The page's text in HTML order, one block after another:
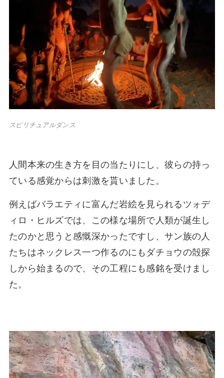
スピリチュアルダンス
人間本来の生き方を目の当たりにし、彼らの持っ
ている感覚からは刺激を貰いました。
例えばバラエティに富んだ岩絵を見られるツォデ
ィロ・ヒルズでは、この様な場所で人類が誕生し
たのかと思うと感慨深かったですし、サン族の人
たちはネックレス一つ作るのにもダチョウの殻探
しから始まるので、その工程にも感銘を受けまし
た。